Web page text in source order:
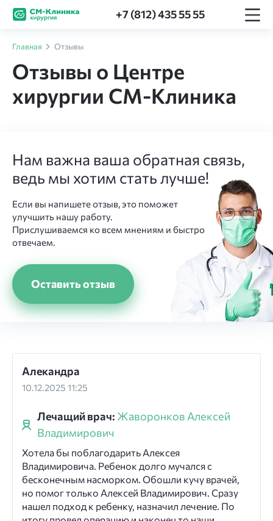
+7 (812) 435 55 55
Главная Отзывы
Отзывы о Центре
хирургии СМ-Клиника
Нам важна ваша обратная связь,
ведь мы хотим стать лучше!
Если вы напишете отзыв, это поможет
улучшить нашу работу.
Прислушиваемся ко всем мнениям и быстро
отвечаем.
Оставить отзыв
Алекандра
10.12.2025 11:25
Лечащий врач: Жаворонков Алексей
Владимирович
Хотела бы поблагодарить Алексея
Владимировича. Ребенок долго мучался с
бесконечным насморком. Обошли кучу врачей,
но помог только Алексей Владимирович. Сразу
нашел подход к ребенку, назначил лечение. По